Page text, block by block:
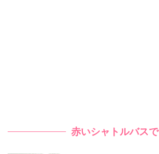
赤いシャトルバスで